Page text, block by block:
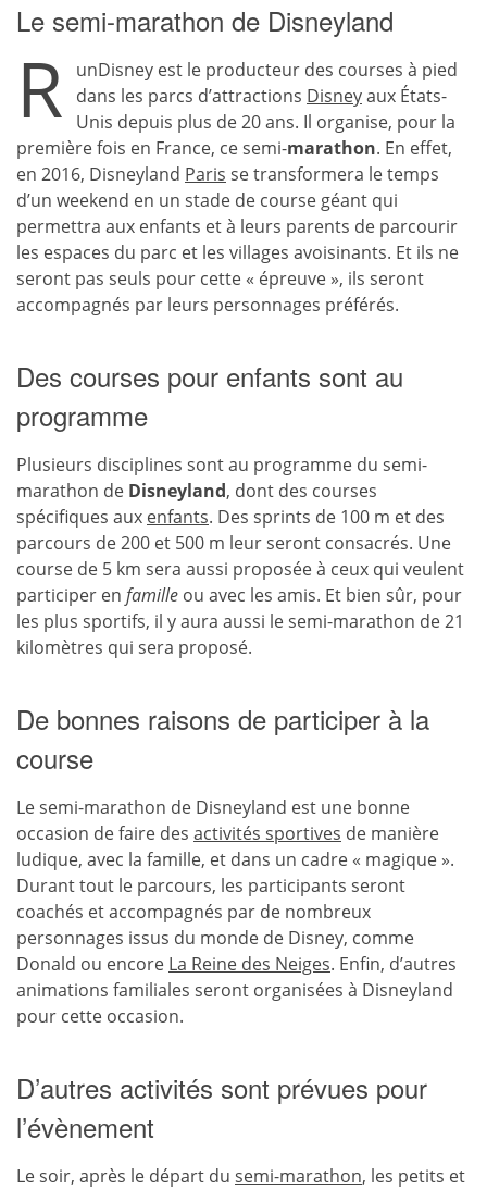
Le semi-marathon de Disneyland
R
unDisney est le producteur des courses à pied
dans les parcs d’attractions Disneyaux États-
Unis depuis plus de 20 ans. Il organise, pour la
première fois en France, ce semi-marathon. En effet,
en 2016, Disneyland Paris se transformera le temps
d’un weekend en un stade de course géant qui
permettra aux enfants et à leurs parents de parcourir
les espaces du parc et les villages avoisinants. Et ils ne
seront pas seuls pour cette « épreuve », ils seront
accompagnés par leurs personnages préférés.
Des courses pour enfants sont au
programme
Plusieurs disciplines sont au programme du semi-
marathon de Disneyland, dont des courses
spécifiques aux enfants. Des sprints de 100 m et des
parcours de 200 et 500 m leur seront consacrés. Une
course de 5 km sera aussi proposée à ceux qui veulent
participer en famille ou avec les amis. Et bien sûr, pour
les plus sportifs, il y aura aussi le semi-marathon de 21
kilomètres qui sera proposé.
De bonnes raisons de participer à la
course
Le semi-marathon de Disneyland est une bonne
occasion de faire des activités sportives de manière
ludique, avec la famille, et dans un cadre « magique ».
Durant tout le parcours, les participants seront
coachés et accompagnés par de nombreux
personnages issus du monde de Disney, comme
Donald ou encore La Reine des Neiges. Enfin, d’autres
animations familiales seront organisées à Disneyland
pour cette occasion.
D’autres activités sont prévues pour
l’évènement
Le soir, après le départ du semi-marathon, les petits et